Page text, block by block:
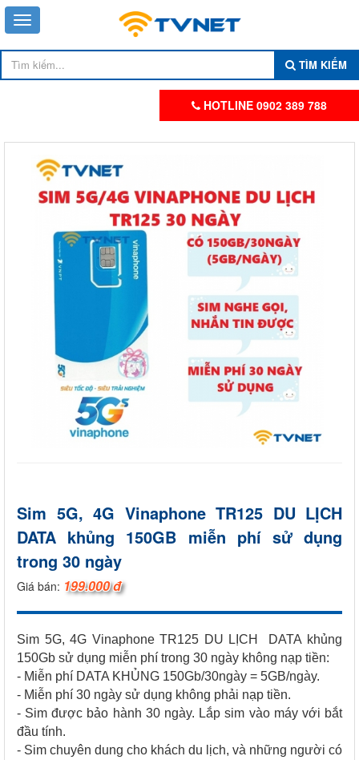
TÌM KIẾM
HOTLINE 0902 389 788
Sim 5G, 4G Vinaphone TR125 DU LỊCH
DATA khủng 150GB miễn phí sử dụng
trong 30 ngày
Giá bán: 199.000 đ
Sim 5G, 4G Vinaphone TR125 DU LỊCH DATA khủng
150Gb sử dụng miễn phí trong 30 ngày không nạp tiền:
- Miễn phí DATA KHỦNG 150Gb/30ngày = 5GB/ngày.
- Miễn phí 30 ngày sử dụng không phải nạp tiền.
- Sim được bảo hành 30 ngày. Lắp sim vào máy với bắt
đầu tính.
- Sim chuyên dung cho khách du lịch, và những người có